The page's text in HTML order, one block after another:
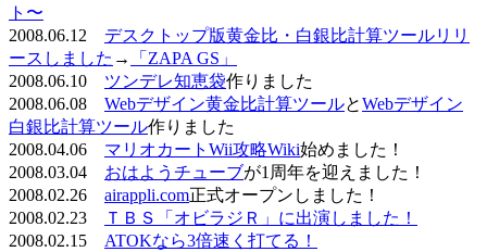
ト〜
2008.06.12 デスクトップ版黄金比・白銀比計算ツールリリ
ースしました →
「ZAPA GS」
2008.06.10 ツンデレ知恵袋作りました
2008.06.08 Webデザイン黄金比計算ツールとWebデザイン
白銀比計算ツール作りました
2008.04.06 マリオカートWii攻略Wiki始めました！
2008.03.04 おはようチューブが1周年を迎えました！
2008.02.26 airappli.com正式オープンしました！
2008.02.23
ＴＢＳ「オビラジＲ」に出演しました！
2008.02.15 ATOKなら3倍速く打てる！